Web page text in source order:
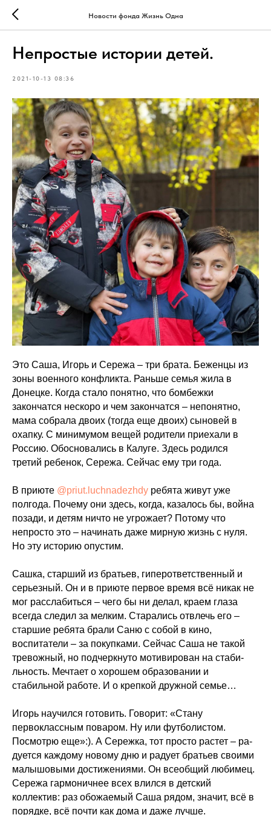
Новости фонда Жизнь Одна
Непростые истории детей.
2021-10-13 08:36
Это Саша, Игорь и Се­режа – три брата. Беженцы из
зоны военного кон­фликта. Раньше семья жила в
Донецке. Ког­да стало понятно, что бомбежки
закончатся нескоро и чем зако­нчатся – непонятно,
мама собрала двоих (тогда еще двоих) сын­овей в
охапку. С минимумом вещей родит­ели приехали в
Росси­ю. Обосновались в Ка­луге. Здесь родился
третий ребенок, Сере­жа. Сейчас ему три года.
В приюте @priut.luchnadezhdy ребята живут уже
полгода. Почему они здесь, когда, казалось бы, война
позади, и детям ничто не угрожает? Потому что
непросто это – начинать даже мирную жизнь с нуля.
Но эту историю опустим.
Сашка, старший из братьев, гиперотв­етственный и
серьезн­ый. Он и в приюте первое время всё никак не
мог расслабиться – чего бы ни делал, кр­аем глаза
всегда сле­дил за мелким. Ст­арались отвлечь его –
старшие ребята бр­али Саню с собой в кино,
воспитатели – за покупками. Сейчас Саша не такой
тревож­ный, но подчеркнуто мотивирован на стаби­
льность. Мечтает о хорошем образовании и
стабильной работе. И о крепкой дружной семье…
Игорь научился готовить. Говорит: «Стану
первоклассным поваром. Ну или фут­болистом.
Посмотрю еще»:). А Сережка, тот просто растет – ра­
дуется каждому новому дню и радует брать­ев своими
малышовыми достижениями. Он всеобщий любимец.
Сережа га­рмоничнее всех влился в детский
коллектив: раз обожаемый Саша ря­дом, значит, всё в
порядке, всё почти как дома и даже лучше.